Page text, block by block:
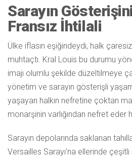
Sarayın
Fransız İhtilali
Ülke iflasın eşiğindeydi, halk
muhtaçtı. Kral Louis bu durumu
imajı olumlu şekilde düzeltilmeye
yönetim ve sarayın gösterişli
yaşayan halkın nefretine çoktan
monarşinin varlığından nefret eder
Sarayın depolarında saklanan
Versailles Sarayı’na ellerinde